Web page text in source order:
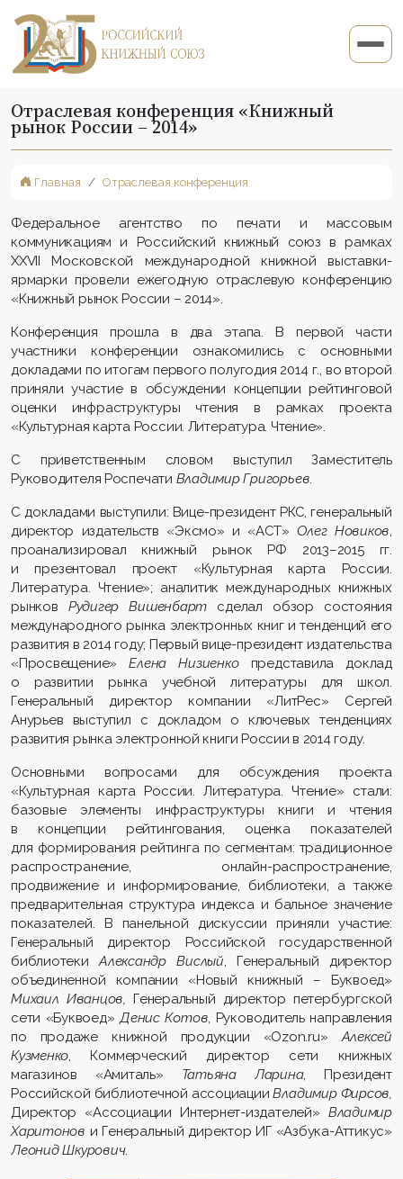
Отраслевая конференция «Книжный
рынок России – 2014»
Главная Отраслевая конференция
Федеральное агентство по печати и массовым
коммуникациям и Российский книжный союз в рамках
XXVII Московской международной книжной выставки-
ярмарки провели ежегодную отраслевую конференцию
«Книжный рынок России – 2014».
Конференция прошла в два этапа. В первой части
участники конференции ознакомились с основными
докладами по итогам первого полугодия 2014 г., во второй
приняли участие в обсуждении концепции рейтинговой
оценки инфраструктуры чтения в рамках проекта
«Культурная карта России. Литература. Чтение».
С приветственным словом выступил Заместитель
Руководителя Роспечати Владимир Григорьев.
С докладами выступили: Вице-президент РКС, генеральный
директор издательств «Эксмо» и «АСТ»Олег Новиков,
проанализировал книжный рынок РФ 2013–2015 гг.
и презентовал проект «Культурная карта России.
Литература. Чтение»; аналитик международных книжных
рынков Рудигер Вишенбарт сделал обзор состояния
международного рынка электронных книг и тенденций его
развития в 2014 году; Первый вице-президент издательства
«Просвещение»Елена Низиенкопредставила доклад
о развитии рынка учебной литературы для школ.
Генеральный директор компании «ЛитРес» Сергей
Анурьев выступил с докладом о ключевых тенденциях
развития рынка электронной книги России в 2014 году.
Основными вопросами для обсуждения проекта
«Культурная карта России. Литература. Чтение» стали:
базовые элементы инфраструктуры книги и чтения
в концепции рейтингования, оценка показателей
для формирования рейтинга по сегментам: традиционное
распространение, онлайн-распространение,
продвижение и информирование, библиотеки, а также
предварительная структура индекса и бальное значение
показателей. В панельной дискуссии приняли участие:
Генеральный директор Российской государственной
библиотеки Александр Вислый, Генеральный директор
объединенной компании «Новый книжный – Буквоед»
Михаил Иванцов, Генеральный директор петербургской
сети «Буквоед»Денис Котов, Руководитель направления
по продаже книжной продукции «Ozon.ru»Алексей
Кузменко, Коммерческий директор сети книжных
магазинов «Амиталь» Татьяна Ларина, Президент
Российской библиотечной ассоциации Владимир Фирсов,
Директор «Ассоциации Интернет-издателей» Владимир
Харитонов и Генеральный директор ИГ «Азбука-Аттикус»
Леонид Шкурович.